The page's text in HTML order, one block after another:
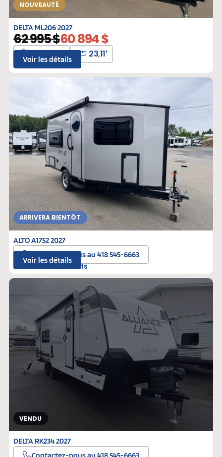
NOUVEAUTÉ
DELTA ML206 2027
62 995 $60 894 $
4992 lbs 23,11′
L-310315 Neufs
Voir les détails
ARRIVERA BIENTÔT
ALTO A1752 2027
Contactez-nous au 418 545-6663
A-088000 Neufs
Voir les détails
VENDU
DELTA RK234 2027